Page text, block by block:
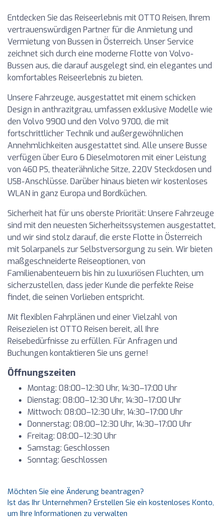
Entdecken Sie das Reiseerlebnis mit OTTO Reisen, Ihrem
vertrauenswürdigen Partner für die Anmietung und
Vermietung von Bussen in Österreich. Unser Service
zeichnet sich durch eine moderne Flotte von Volvo-
Bussen aus, die darauf ausgelegt sind, ein elegantes und
komfortables Reiseerlebnis zu bieten.
Unsere Fahrzeuge, ausgestattet mit einem schicken
Design in anthrazitgrau, umfassen exklusive Modelle wie
den Volvo 9900 und den Volvo 9700, die mit
fortschrittlicher Technik und außergewöhnlichen
Annehmlichkeiten ausgestattet sind. Alle unsere Busse
verfügen über Euro 6 Dieselmotoren mit einer Leistung
von 460 PS, theaterähnliche Sitze, 220V Steckdosen und
USB-Anschlüsse. Darüber hinaus bieten wir kostenloses
WLAN in ganz Europa und Bordküchen.
Sicherheit hat für uns oberste Priorität: Unsere Fahrzeuge
sind mit den neuesten Sicherheitssystemen ausgestattet,
und wir sind stolz darauf, die erste Flotte in Österreich
mit Solarpanels zur Selbstversorgung zu sein. Wir bieten
maßgeschneiderte Reiseoptionen, von
Familienabenteuern bis hin zu luxuriösen Fluchten, um
sicherzustellen, dass jeder Kunde die perfekte Reise
findet, die seinen Vorlieben entspricht.
Mit flexiblen Fahrplänen und einer Vielzahl von
Reisezielen ist OTTO Reisen bereit, all Ihre
Reisebedürfnisse zu erfüllen. Für Anfragen und
Buchungen kontaktieren Sie uns gerne!
Öffnungszeiten
Montag: 08:00–12:30 Uhr, 14:30–17:00 Uhr
Dienstag: 08:00–12:30 Uhr, 14:30–17:00 Uhr
Mittwoch: 08:00–12:30 Uhr, 14:30–17:00 Uhr
Donnerstag: 08:00–12:30 Uhr, 14:30–17:00 Uhr
Freitag: 08:00–12:30 Uhr
Samstag: Geschlossen
Sonntag: Geschlossen
Möchten Sie eine Änderung beantragen?
Ist das Ihr Unternehmen? Erstellen Sie ein kostenloses Konto,
um Ihre Informationen zu verwalten